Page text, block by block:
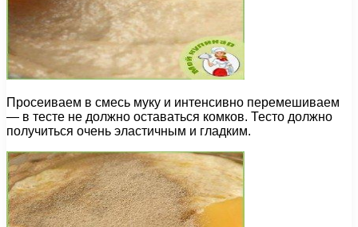
Просеиваем в смесь муку и интенсивно перемешиваем
— в тесте не должно оставаться комков. Тесто должно
получиться очень эластичным и гладким.